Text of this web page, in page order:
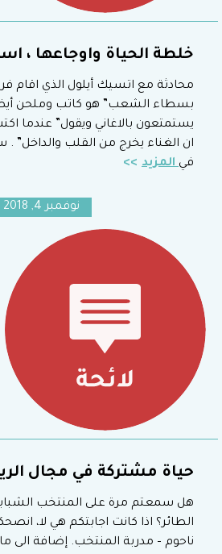
خلطة الحياة واوجاعها ،
محادثة مع اتسيك أيلول الذي اقام
بسطاء الشعب” هو كاتب وملحن
يستمتعون بالاغاني ويقول” عندما
ان الغناء يخرج من القلب والداخل”
فيالمزيد
نوفمبر 4, 2018
حياة مشتركة في مجال
هل سمعتم مرة على المنتخب
الطائر؟ اذا كانت اجابتكم هي لا،
ناحوم – مدربة المنتخب. إضافة الى